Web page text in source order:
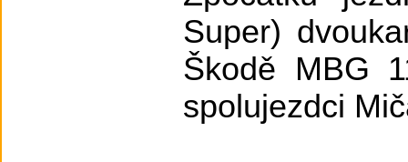
Super)
Škodě MBG
spolujezdci